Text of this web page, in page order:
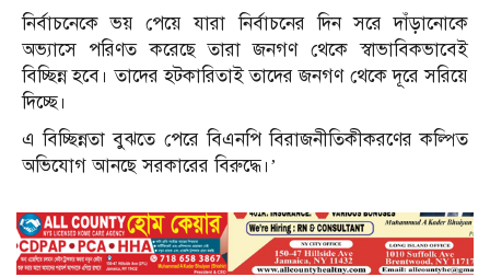
নির্বাচনেকে ভয় পেয়ে যারা নির্বাচনের দিন সরে দাঁড়ানোকে
অভ্যাসে পরিণত করেছে তারা জনগণ থেকে স্বাভাবিকভাবেই
বিচ্ছিন্ন হবে। তাদের হটকারিতাই তাদের জনগণ থেকে দূরে সরিয়ে
দিচ্ছে।
এ বিচ্ছিন্নতা বুঝতে পেরে বিএনপি বিরাজনীতিকীকরণের কল্পিত
অভিযোগ আনছে সরকারের বিরুদ্ধে।’